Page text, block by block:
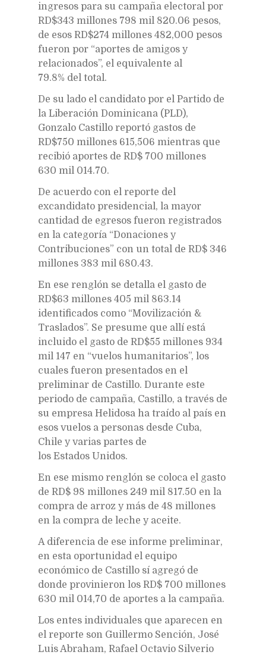
ingresos para su campaña electoral por
RD$343 millones 798 mil 820.06 pesos,
de esos RD$274 millones 482,000 pesos
fueron por “aportes de amigos y
relacionados”, el equivalente al
79.8% del total.
De su lado el candidato por el Partido de
la Liberación Dominicana (PLD),
Gonzalo Castillo reportó gastos de
RD$750 millones 615,506 mientras que
recibió aportes de RD$ 700 millones
630 mil 014.70.
De acuerdo con el reporte del
excandidato presidencial, la mayor
cantidad de egresos fueron registrados
en la categoría “Donaciones y
Contribuciones” con un total de RD$ 346
millones 383 mil 680.43.
En ese renglón se detalla el gasto de
RD$63 millones 405 mil 863.14
identificados como “Movilización &
Traslados”. Se presume que allí está
incluido el gasto de RD$55 millones 934
mil 147 en “vuelos humanitarios”, los
cuales fueron presentados en el
preliminar de Castillo. Durante este
periodo de campaña, Castillo, a través de
su empresa Helidosa ha traído al país en
esos vuelos a personas desde Cuba,
Chile y varias partes de
los Estados Unidos.
En ese mismo renglón se coloca el gasto
de RD$ 98 millones 249 mil 817.50 en la
compra de arroz y más de 48 millones
en la compra de leche y aceite.
A diferencia de ese informe preliminar,
en esta oportunidad el equipo
económico de Castillo sí agregó de
donde provinieron los RD$ 700 millones
630 mil 014,70 de aportes a la campaña.
Los entes individuales que aparecen en
el reporte son Guillermo Sención, José
Luis Abraham, Rafael Octavio Silverio